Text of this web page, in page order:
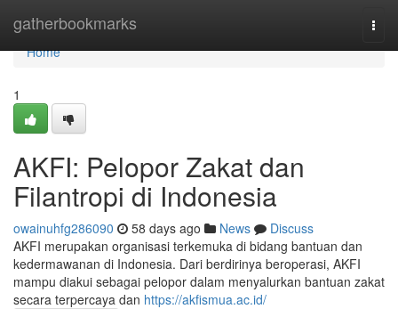
gatherbookmarks
Home
Home
1
AKFI: Pelopor Zakat dan
Filantropi di Indonesia
owainuhfg286090 58 days ago News
Discuss
AKFI merupakan organisasi terkemuka di bidang bantuan dan
kedermawanan di Indonesia. Dari berdirinya beroperasi, AKFI
mampu diakui sebagai pelopor dalam menyalurkan bantuan zakat
secara terpercaya dan https://akfismua.ac.id/